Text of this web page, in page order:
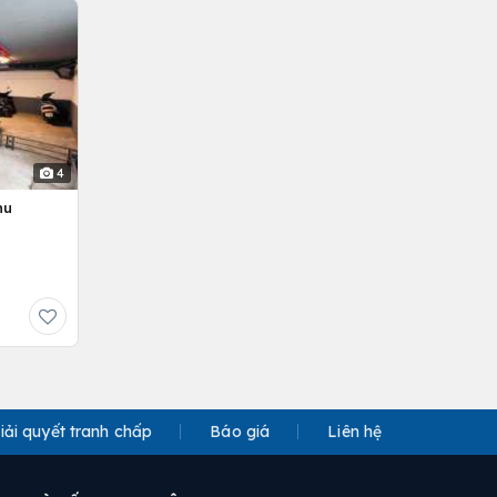
4
quyết tranh chấp Báo giá Liên hệ